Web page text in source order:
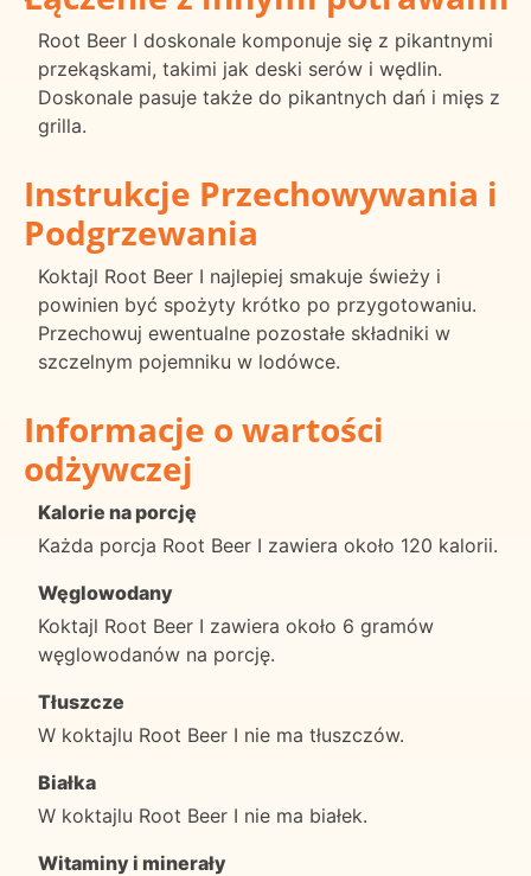
Root Beer I doskonale komponuje się z pikantnymi
przekąskami, takimi jak deski serów i wędlin.
Doskonale pasuje także do pikantnych dań i mięs z
grilla.
Instrukcje Przechowywania i
Podgrzewania
Koktajl Root Beer I najlepiej smakuje świeży i
powinien być spożyty krótko po przygotowaniu.
Przechowuj ewentualne pozostałe składniki w
szczelnym pojemniku w lodówce.
Informacje o wartości
odżywczej
Kalorie na porcję
Każda porcja Root Beer I zawiera około 120 kalorii.
Węglowodany
Koktajl Root Beer I zawiera około 6 gramów
węglowodanów na porcję.
Tłuszcze
W koktajlu Root Beer I nie ma tłuszczów.
Białka
W koktajlu Root Beer I nie ma białek.
Witaminy i minerały